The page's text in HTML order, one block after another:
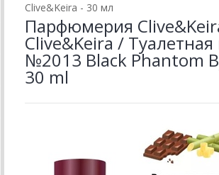
Clive&Keira - 30 мл
Парфюмерия
Clive&Keira / Туалетная
№2013 Black Phantom
30 ml